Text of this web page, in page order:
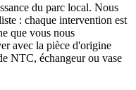
du parc local. Nous
: chaque intervention est
que vous nous
avec la pièce d'origine
NTC, échangeur ou vase